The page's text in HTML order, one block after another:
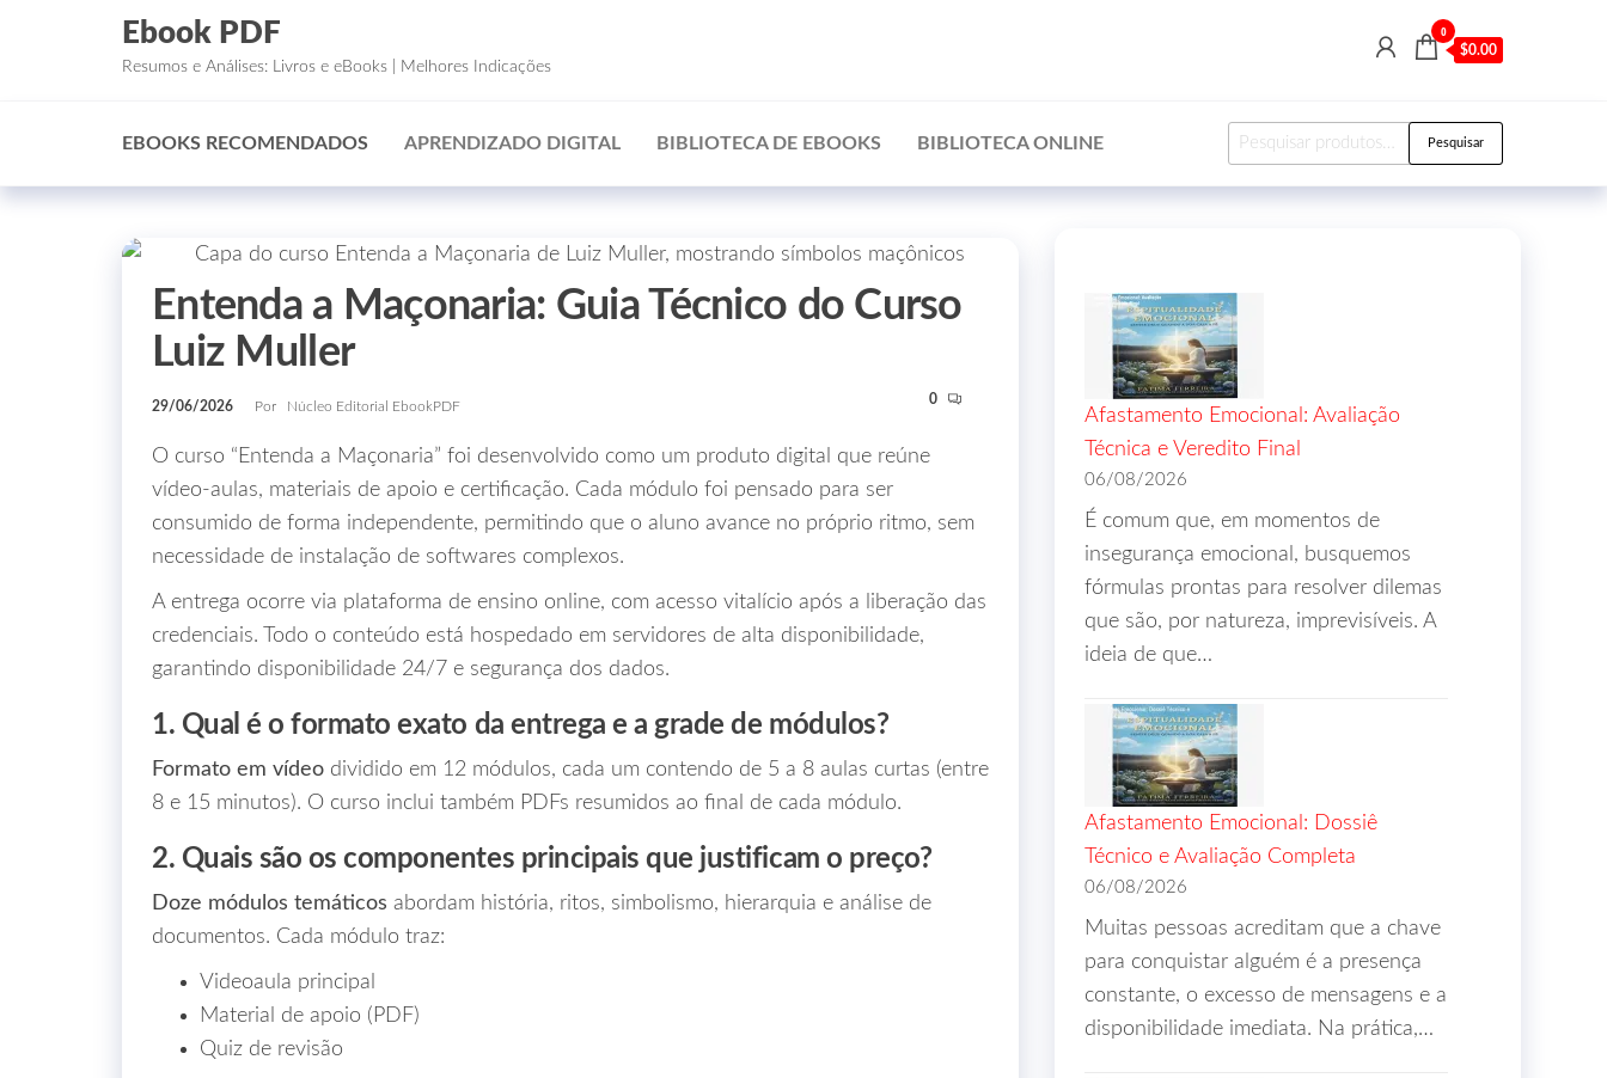
Ebook PDF
Resumos e Análises: Livros e eBooks | Melhores Indicações
0
$0.00
EBOOKS RECOMENDADOS APRENDIZADO DIGITAL BIBLIOTECA DE EBOOKS BIBLIOTECA ONLINE Pesquisar
Entenda a Maçonaria: Guia Técnico do Curso
Luiz Muller
29/06/2026 Por Núcleo Editorial EbookPDF 0
O curso “Entenda a Maçonaria” foi desenvolvido como um produto digital que reúne
vídeo‑aulas, materiais de apoio e certificação. Cada módulo foi pensado para ser
consumido de forma independente, permitindo que o aluno avance no próprio ritmo, sem
necessidade de instalação de softwares complexos.
A entrega ocorre via plataforma de ensino online, com acesso vitalício após a liberação das
credenciais. Todo o conteúdo está hospedado em servidores de alta disponibilidade,
garantindo disponibilidade 24/7 e segurança dos dados.
1. Qual é o formato exato da entrega e a grade de módulos?
Formato em vídeo dividido em 12 módulos, cada um contendo de 5 a 8 aulas curtas (entre
8 e 15 minutos). O curso inclui também PDFs resumidos ao final de cada módulo.
2. Quais são os componentes principais que justificam o preço?
Doze módulos temáticos abordam história, ritos, simbolismo, hierarquia e análise de
documentos. Cada módulo traz:
Videoaula principal
Material de apoio (PDF)
Quiz de revisão
Afastamento Emocional: Avaliação
Técnica e Veredito Final
06/08/2026
É comum que, em momentos de
insegurança emocional, busquemos
fórmulas prontas para resolver dilemas
que são, por natureza, imprevisíveis. A
ideia de que…
Afastamento Emocional: Dossiê
Técnico e Avaliação Completa
06/08/2026
Muitas pessoas acreditam que a chave
para conquistar alguém é a presença
constante, o excesso de mensagens e a
disponibilidade imediata. Na prática,…